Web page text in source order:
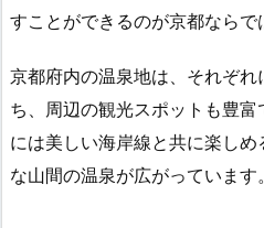
すことができるのが京都ならで
京都府内の温泉地は、それぞ
ち、周辺の観光スポットも豊
には美しい海岸線と共に楽し
な山間の温泉が広がっています。